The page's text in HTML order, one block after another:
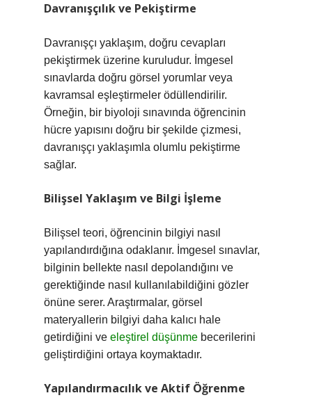
Davranışçılık ve Pekiştirme
Davranışçı yaklaşım, doğru cevapları
pekiştirmek üzerine kuruludur. İmgesel
sınavlarda doğru görsel yorumlar veya
kavramsal eşleştirmeler ödüllendirilir.
Örneğin, bir biyoloji sınavında öğrencinin
hücre yapısını doğru bir şekilde çizmesi,
davranışçı yaklaşımla olumlu pekiştirme
sağlar.
Bilişsel Yaklaşım ve Bilgi İşleme
Bilişsel teori, öğrencinin bilgiyi nasıl
yapılandırdığına odaklanır. İmgesel sınavlar,
bilginin bellekte nasıl depolandığını ve
gerektiğinde nasıl kullanılabildiğini gözler
önüne serer. Araştırmalar, görsel
materyallerin bilgiyi daha kalıcı hale
getirdiğini ve eleştirel düşünme becerilerini
geliştirdiğini ortaya koymaktadır.
Yapılandırmacılık ve Aktif Öğrenme